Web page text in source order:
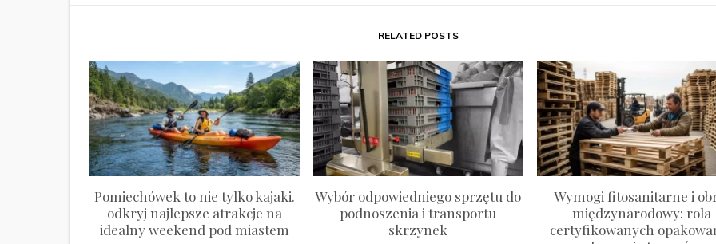
RELATED POSTS
Pomiechówek to nie tylko kajaki.
odkryj najlepsze atrakcje na
idealny weekend pod miastem
Wybór odpowiedniego sprzętu do
podnoszenia i transportu
skrzynek
Wymogi fitosanitarne i
międzynarodowy: rola
certyfikowanych